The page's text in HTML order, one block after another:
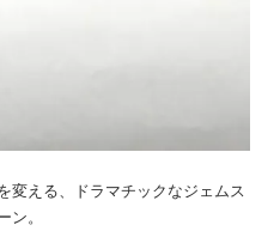
変える、ドラマチックなジェムス
ン。